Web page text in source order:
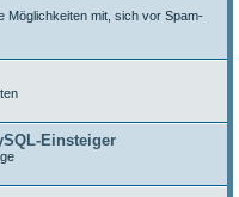
Möglichkeiten mit, sich vor Spam-
Einsteiger